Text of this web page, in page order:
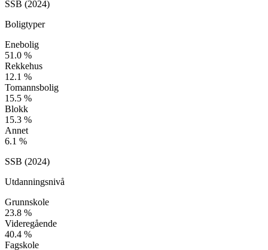
SSB (2024)
Boligtyper
Enebolig
51.0 %
Rekkehus
12.1 %
Tomannsbolig
15.5 %
Blokk
15.3 %
Annet
6.1 %
SSB (2024)
Utdanningsnivå
Grunnskole
23.8 %
Videregående
40.4 %
Fagskole